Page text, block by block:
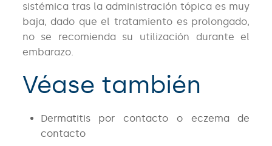
sistémica tras la administración tópica es muy
baja, dado que el tratamiento es prolongado,
no se recomienda su utilización durante el
embarazo.
Véase también
Dermatitis por contacto o eczema de
contacto